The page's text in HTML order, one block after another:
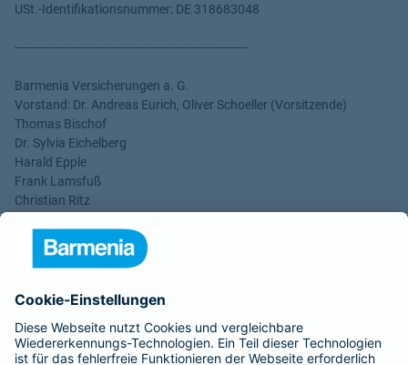
USt.-Identifikationsnummer: DE 318683048
----------------------------------------------------------------
Barmenia Versicherungen a. G.
Vorstand: Dr. Andreas Eurich, Oliver Schoeller (Vorsitzende)
Thomas Bischof
Dr. Sylvia Eichelberg
Harald Epple
Frank Lamsfuß
Christian Ritz
Aufsichtsrats-Vorsitzender: Dr. h. c. Josef Beutelmann
Gegenseitigkeit
USt.-Identifikationsnummer: DE 121102508